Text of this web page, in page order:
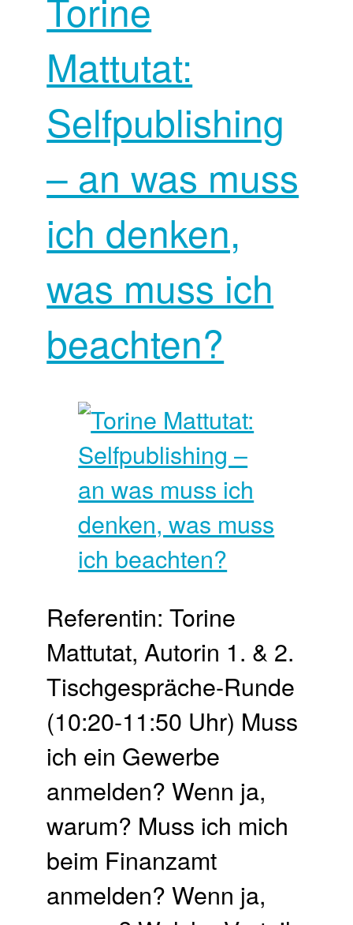
Mattutat:
Selfpublishing
– an was muss
ich denken,
was muss ich
beachten?
Referentin: Torine
Mattutat, Autorin 1. & 2.
Tisch­gespräche-Runde
(10:20-11:50 Uhr) Muss
ich ein Gewerbe
anmelden? Wenn ja,
warum? Muss ich mich
beim Finanzamt
anmelden? Wenn ja,